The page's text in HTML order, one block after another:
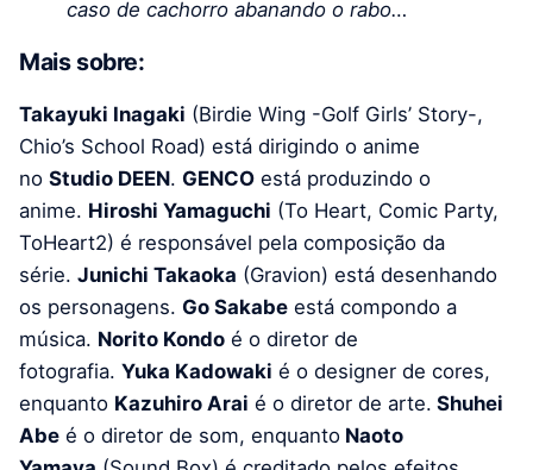
caso de cachorro abanando o rabo…
Mais sobre:
Takayuki Inagaki (Birdie Wing -Golf Girls’ Story-,
Chio’s School Road) está dirigindo o anime
no Studio DEEN. GENCO está produzindo o
anime. Hiroshi Yamaguchi (To Heart, Comic Party,
ToHeart2) é responsável pela composição da
série. Junichi Takaoka (Gravion) ​​está desenhando
os personagens. Go Sakabe está compondo a
música. Norito Kondo é o diretor de
fotografia. Yuka Kadowaki é o designer de cores,
enquanto Kazuhiro Arai é o diretor de arte. Shuhei
Abe é o diretor de som, enquanto Naoto